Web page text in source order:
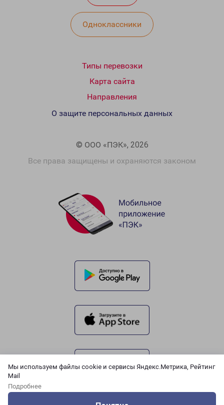
Мы используем файлы cookie и сервисы Яндекс.Метрика, Рейтинг
Mail
Подробнее
Одноклассники
Типы перевозки
Карта сайта
Направления
© ООО «ПЭК», 2026
Все права защищены и охраняются законом
О защите персональных данных